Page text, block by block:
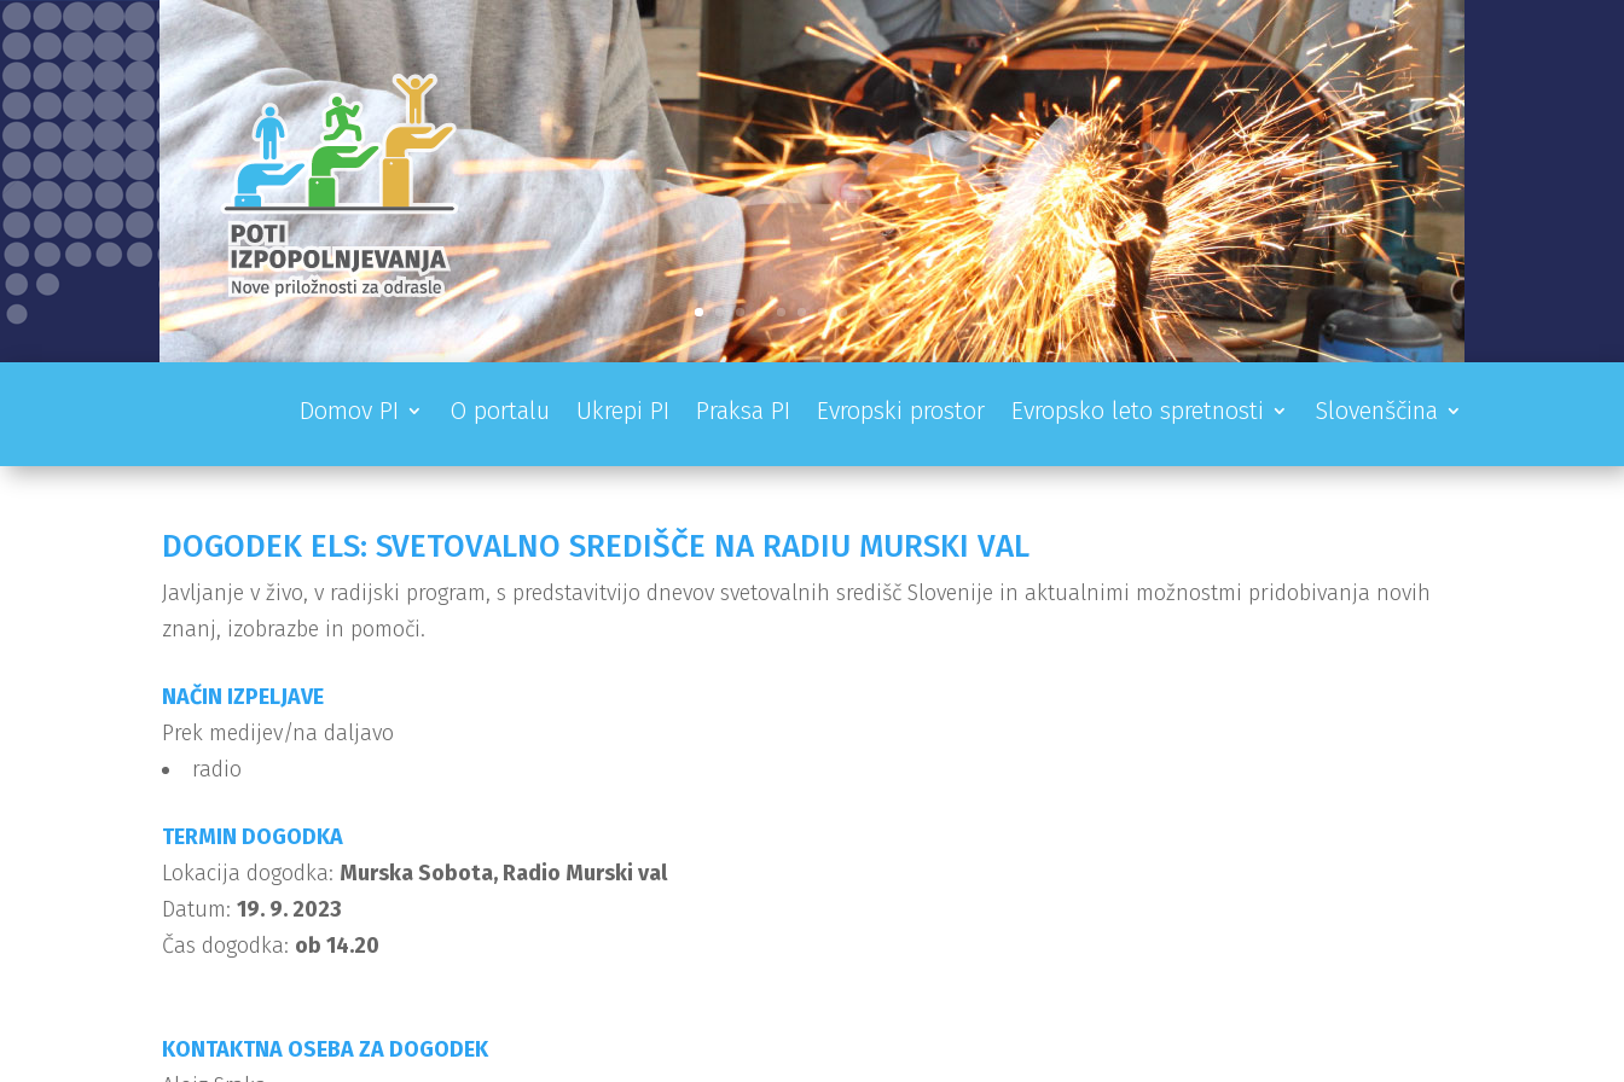
Domov PI O portalu Ukrepi PI Praksa PI Evropski prostor Evropsko leto spretnosti Slovenščina
DOGODEK ELS: SVETOVALNO SREDIŠČE NA RADIU MURSKI VAL
Javljanje v živo, v radijski program, s predstavitvijo dnevov svetovalnih središč Slovenije in aktualnimi možnostmi pridobivanja novih
znanj, izobrazbe in pomoči.
NAČIN IZPELJAVE
Prek medijev/na daljavo
radio
TERMIN DOGODKA
Lokacija dogodka: Murska Sobota, Radio Murski val
Datum:19. 9. 2023
Čas dogodka: ob 14.20
KONTAKTNA OSEBA ZA DOGODEK